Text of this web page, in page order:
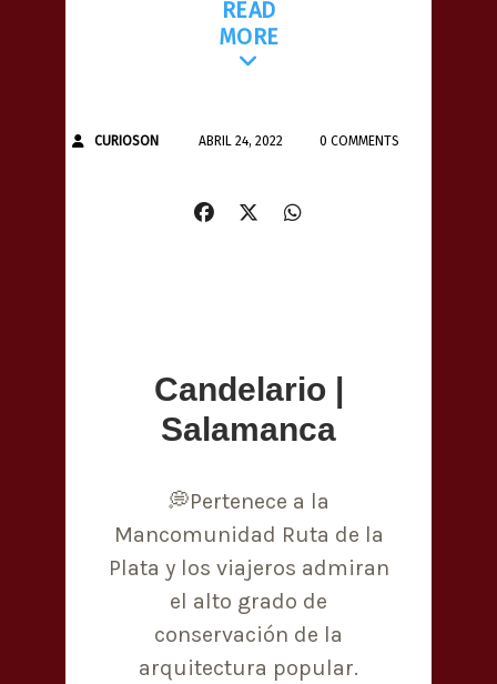
READ
MORE
CURIOSON ABRIL 24, 2022 0 COMMENTS
Candelario |
Salamanca
💭Pertenece a la
Mancomunidad Ruta de la
Plata y los viajeros admiran
el alto grado de
conservación de la
arquitectura popular.